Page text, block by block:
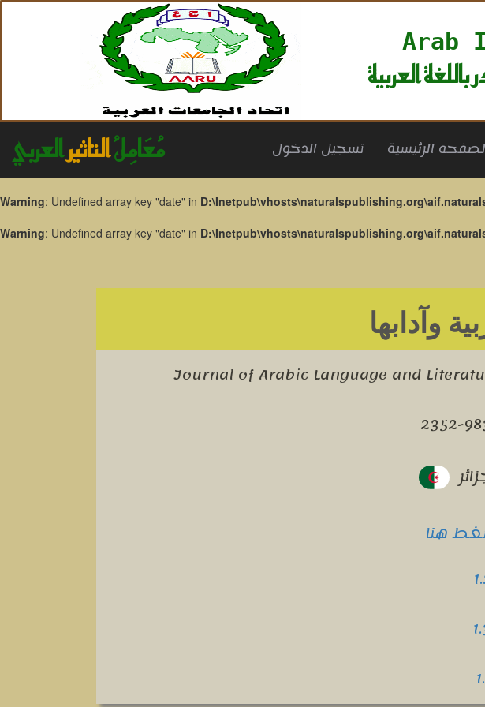
Arab
العربية
مُعَامِلُالتاثيرالعربي تسجيل الدخول الرئيسية
Warning: Undefined array key "date" in
Warning: Undefined array key "date" in
وآدابها
Journal of Arabic Language and
2352-
هنا